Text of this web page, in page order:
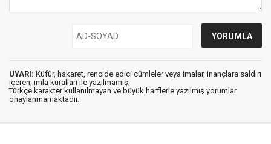
UYARI: Küfür, hakaret, rencide edici cümleler veya imalar, inançlara saldırı
içeren, imla kuralları ile yazılmamış,
Türkçe karakter kullanılmayan ve büyük harflerle yazılmış yorumlar
onaylanmamaktadır.